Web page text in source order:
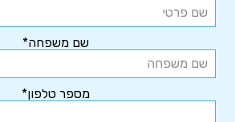
שם משפחה*
מספר טלפון*